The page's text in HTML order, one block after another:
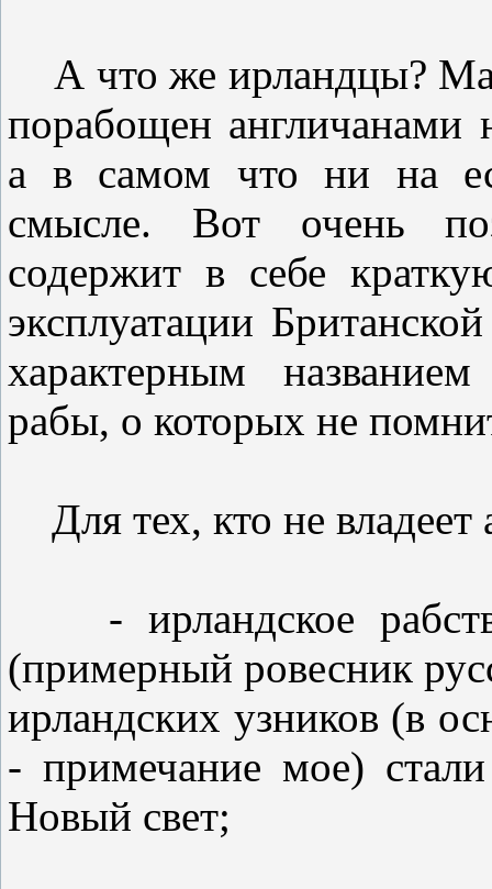
А что же ирландцы?
порабощен англичанами
а в самом что ни на
смысле. Вот очень
содержит в себе
эксплуатации
характерным
рабы, о которых не
Для тех, кто не
- ирландское
(примерный ровесник
ирландских узников (в
- примечание мое)
Новый свет;